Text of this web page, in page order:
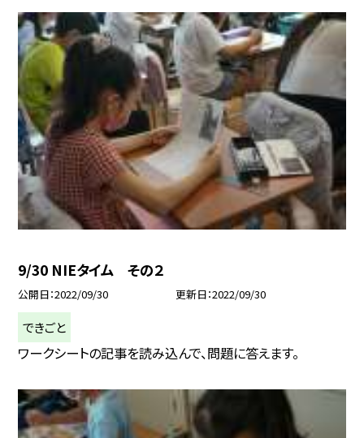
9/30 NIEタイム その２
公開日 2022/09/30 更新日 2022/09/30
できごと
ワークシートの記事を読み込んで、問題に答えます。